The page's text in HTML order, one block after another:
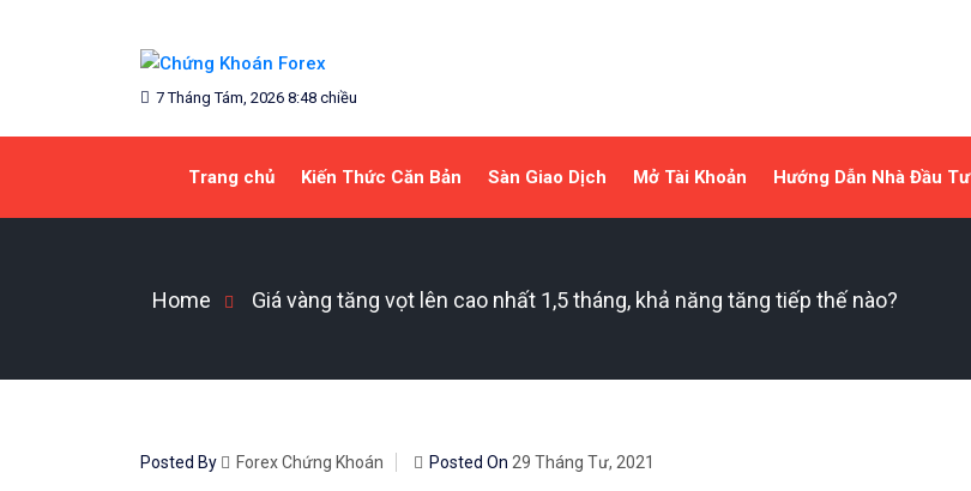
CHỨNG KHOÁN FOREX
Blog chia sẻ về Chứng Khoán và Forex
7 Tháng Tám, 2026 8:48 chiều
Trang chủ Kiến Thức Căn Bản Sàn Giao Dịch Mở Tài Khoản Hướng Dẫn Nhà Đầu Tư
Home Giá vàng tăng vọt lên cao nhất 1,5 tháng, khả năng tăng tiếp thế nào?
Posted By Forex Chứng Khoán Posted On 29 Tháng Tư, 2021